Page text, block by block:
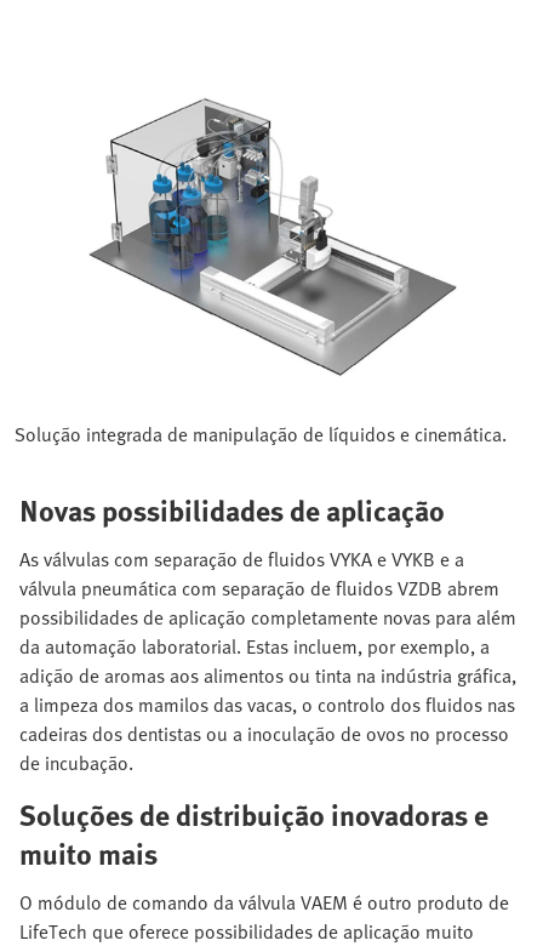
Solução integrada de manipulação de líquidos e cinemática.
Novas possibilidades de aplicação
As válvulas com separação de fluidos VYKA e VYKB e a
válvula pneumática com separação de fluidos VZDB abrem
possibilidades de aplicação completamente novas para além
da automação laboratorial. Estas incluem, por exemplo, a
adição de aromas aos alimentos ou tinta na indústria gráfica,
a limpeza dos mamilos das vacas, o controlo dos fluidos nas
cadeiras dos dentistas ou a inoculação de ovos no processo
de incubação.
Soluções de distribuição inovadoras e
muito mais
O módulo de comando da válvula VAEM é outro produto de
LifeTech que oferece possibilidades de aplicação muito